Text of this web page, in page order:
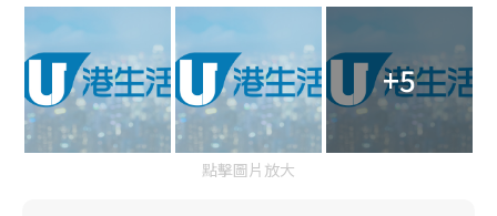
+5
點擊圖片放大